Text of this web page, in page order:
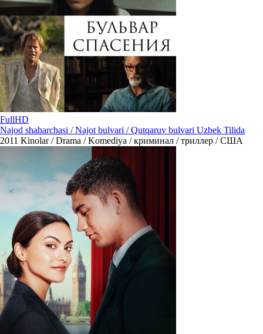
FullHD
Najod shaharchasi / Najot bulvari / Qutqaruv bulvari Uzbek Tilida
2011 Kinolar / Drama / Komediya / криминал / триллер / США